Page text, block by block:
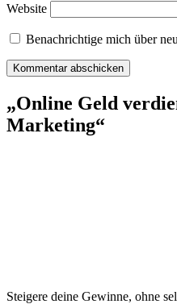
Website
Benachrichtige mich über
„Online Geld
Marketing“
Steigere deine Gewinne, ohne